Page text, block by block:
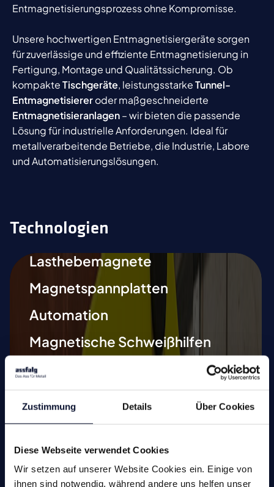
Zustimmung Details Über Cookies
Diese Webseite verwendet Cookies
Wir setzen auf unserer Website Cookies ein. Einige von
ihnen sind notwendig, während andere uns helfen unser
Entmagnetisierungsprozess ohne Kompromisse.
Unsere hochwertigen Entmagnetisiergeräte sorgen
für zuverlässige und effiziente Entmagnetisierung in
Fertigung, Montage und Qualitätssicherung. Ob
kompakteTischgeräte, leistungsstarkeTunnel-
Entmagnetisiereroder maßgeschneiderte
Entmagnetisieranlagen– wir bieten die passende
Lösung für industrielle Anforderungen. Ideal für
metallverarbeitende Betriebe, die Industrie, Labore
und Automatisierungslösungen.
Technologien
Lasthebemagnete
Magnetspannplatten
Automation
Magnetische Schweißhilfen
Entmagnetisieren
Magnetische Werkzeuge
Kleinmagnete
Sonderlösungen